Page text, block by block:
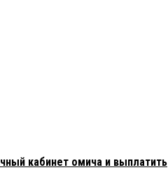
кабинет омича и выплатить